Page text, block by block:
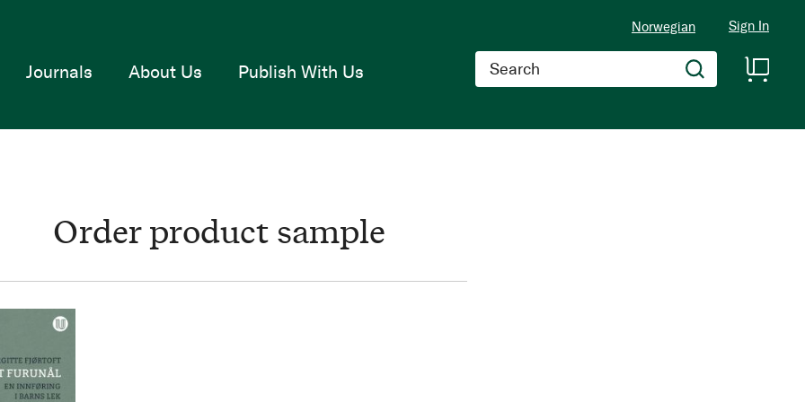
Norwegian Sign In
Search
Journals About Us Publish With Us
Order product sample